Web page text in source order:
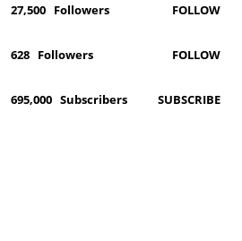
27,500 Followers FOLLOW
628 Followers FOLLOW
695,000 Subscribers SUBSCRIBE